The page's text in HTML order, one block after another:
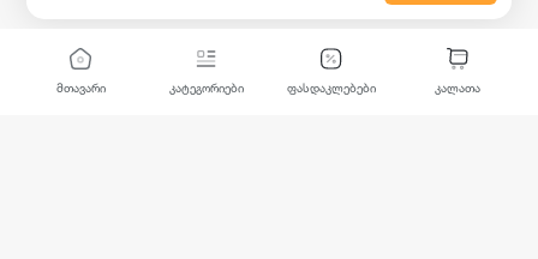
მთავარი კატეგორიები ფასდაკლებები კალათა